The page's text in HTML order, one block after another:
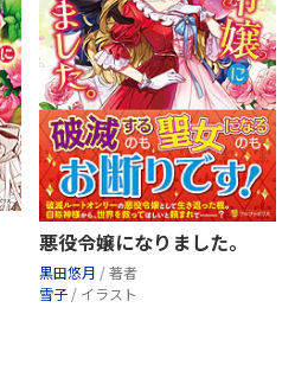
悪役令嬢になりました。
黒田悠月 / 著者
雪子 / イラスト